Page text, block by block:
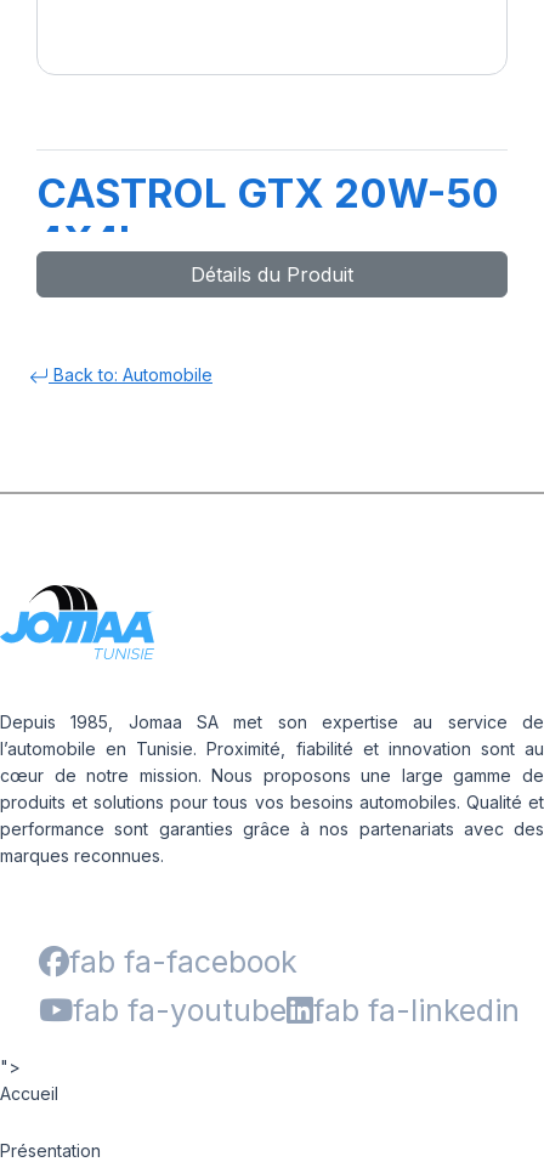
CASTROL GTX 20W-50
4X4L
Détails du Produit
Back to: Automobile
Depuis 1985, Jomaa SA met son expertise au service de
l’automobile en Tunisie. Proximité, fiabilité et innovation sont au
cœur de notre mission. Nous proposons une large gamme de
produits et solutions pour tous vos besoins automobiles. Qualité et
performance sont garanties grâce à nos partenariats avec des
marques reconnues.
fab fa-facebook
fab fa-youtube
fab fa-linkedin
">
Accueil
Présentation